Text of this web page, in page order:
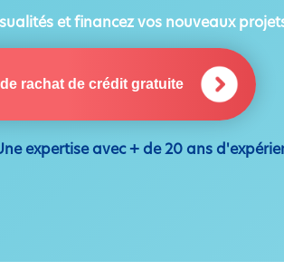
et financez vos nouveaux
rachat de crédit gratuite
expertise avec + de 20 ans